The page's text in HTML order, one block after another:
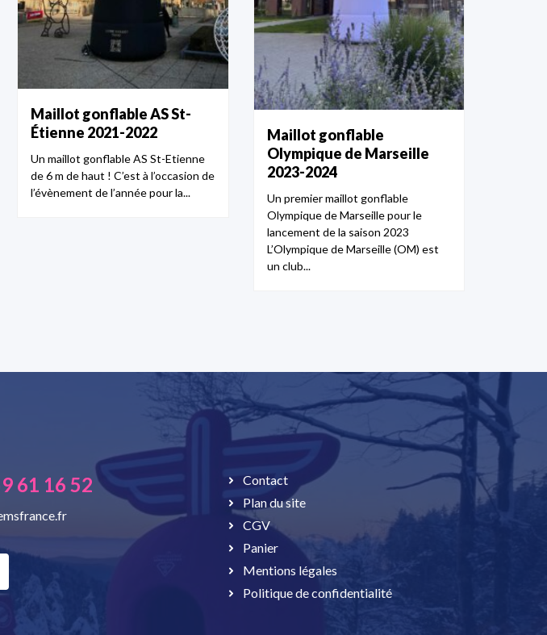
Maillot gonflable AS St-
Étienne 2021-2022
Un maillot gonflable AS St-Etienne
de 6 m de haut ! C’est à l’occasion de
l’évènement de l’année pour la...
Maillot gonflable
Olympique de Marseille
2023-2024
Un premier maillot gonflable
Olympique de Marseille pour le
lancement de la saison 2023
L’Olympique de Marseille (OM) est
un club...
61 16 52
Contact
Plan du site
CGV
Panier
Mentions légales
Politique de confidentialité